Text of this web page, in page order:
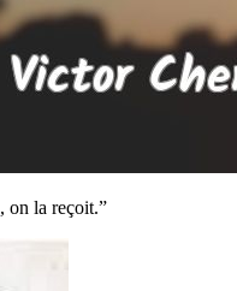
, on la reçoit.”